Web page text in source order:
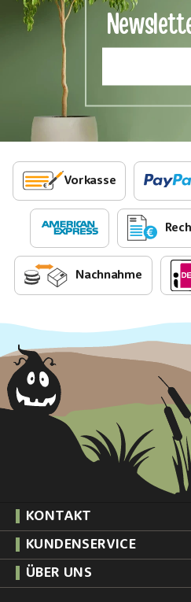
Vorkasse
Nachnahme
KONTAKT
KUNDENSERVICE
ÜBER UNS